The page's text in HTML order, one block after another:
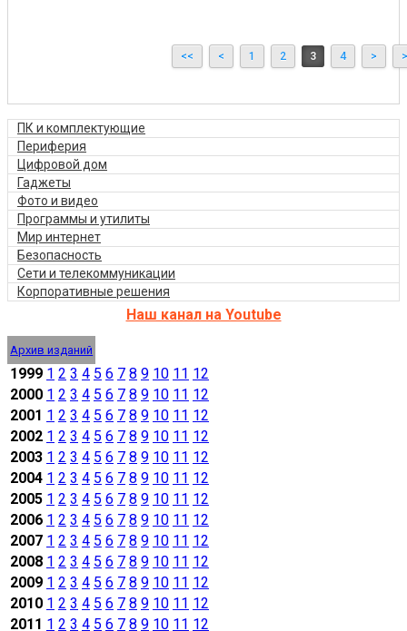
<< < 1 2 3 4 >
ПК и комплектующие
Периферия
Цифровой дом
Гаджеты
Фото и видео
Программы и утилиты
Мир интернет
Безопасность
Сети и телекоммуникации
Корпоративные решения
Наш канал на Youtube
Архив изданий
1999 1 2 3 4 5 6 7 8 9 10 11 12
2000 1 2 3 4 5 6 7 8 9 10 11 12
2001 1 2 3 4 5 6 7 8 9 10 11 12
2002 1 2 3 4 5 6 7 8 9 10 11 12
2003 1 2 3 4 5 6 7 8 9 10 11 12
2004 1 2 3 4 5 6 7 8 9 10 11 12
2005 1 2 3 4 5 6 7 8 9 10 11 12
2006 1 2 3 4 5 6 7 8 9 10 11 12
2007 1 2 3 4 5 6 7 8 9 10 11 12
2008 1 2 3 4 5 6 7 8 9 10 11 12
2009 1 2 3 4 5 6 7 8 9 10 11 12
2010 1 2 3 4 5 6 7 8 9 10 11 12
2011 1 2 3 4 5 6 7 8 9 10 11 12